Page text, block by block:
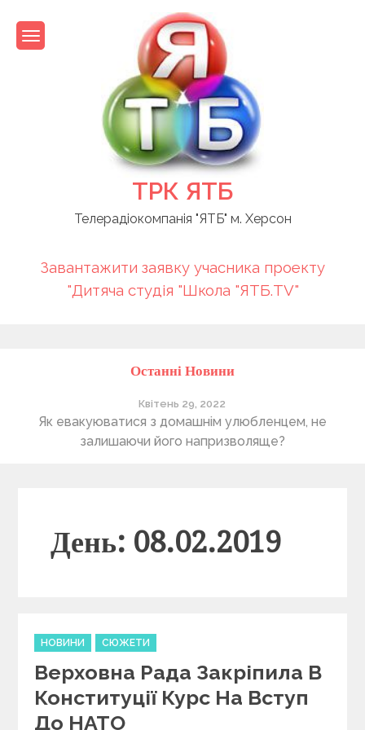
content
ТРК ЯТБ
Телерадіокомпанія "ЯТБ" м. Херсон
Завантажити заявку учасника проекту
"Дитяча студія "Школа "ЯТБ.TV"
Останні Новини
Квітень 29, 2022
Як евакуюватися з домашнім улюбленцем, не
залишаючи його напризволяще?
День: 08.02.2019
C
a
e
g
o
НОВИНИ СЮЖЕТИ
Верховна Рада Закріпила В
Конституції Курс На Вступ
До НАТО